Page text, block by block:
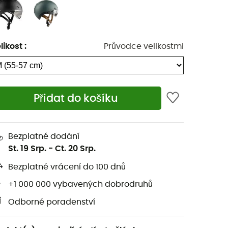
: Průvodce velikostmi
Přidat do košíku
Bezplatné dodání
St. 19 Srp. - Ct. 20 Srp.
Bezplatné vrácení do 100 dnů
+1 000 000 vybavených dobrodruhů
Odborné poradenství